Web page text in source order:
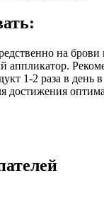
на
аппликатор.
1-2 раза в день
достижения